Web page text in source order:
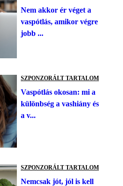
Nem akkor ér véget a
vaspótlás, amikor végre
jobb ...
SZPONZORÁLT TARTALOM
Vaspótlás okosan: mi a
különbség a vashiány és
a v...
SZPONZORÁLT TARTALOM
Nemcsak jót, jól is kell